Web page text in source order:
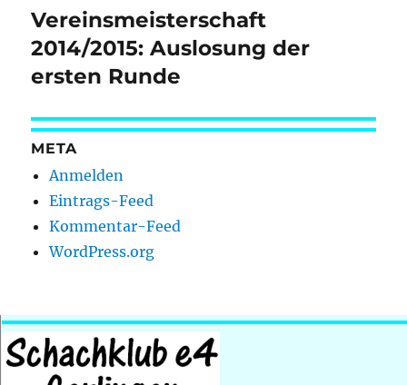
Nächster
Beitrag:
Vereinsmeisterschaft
2014/2015: Auslosung der
ersten Runde
META
Anmelden
Eintrags-Feed
Kommentar-Feed
WordPress.org